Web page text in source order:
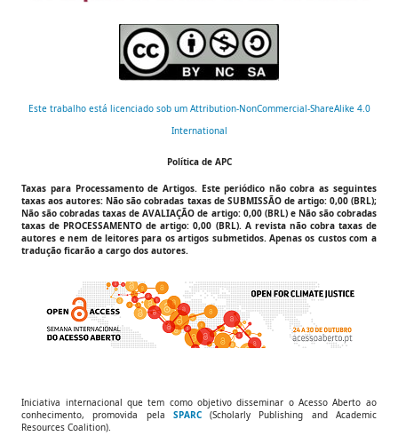
Este trabalho está licenciado sob um Attribution-NonCommercial-ShareAlike 4.0
International
Política de APC
Taxas para Processamento de Artigos. Este periódico não cobra as seguintes
taxas aos autores: Não são cobradas taxas de SUBMISSÃO de artigo: 0,00 (BRL);
Não são cobradas taxas de AVALIAÇÃO de artigo: 0,00 (BRL) e Não são cobradas
taxas de PROCESSAMENTO de artigo: 0,00 (BRL). A revista não cobra taxas de
autores e nem de leitores para os artigos submetidos. Apenas os custos com a
tradução ficarão a cargo dos autores.
Iniciativa internacional que tem como objetivo disseminar o Acesso Aberto ao
conhecimento, promovida pela SPARC(Scholarly Publishing and Academic
Resources Coalition).